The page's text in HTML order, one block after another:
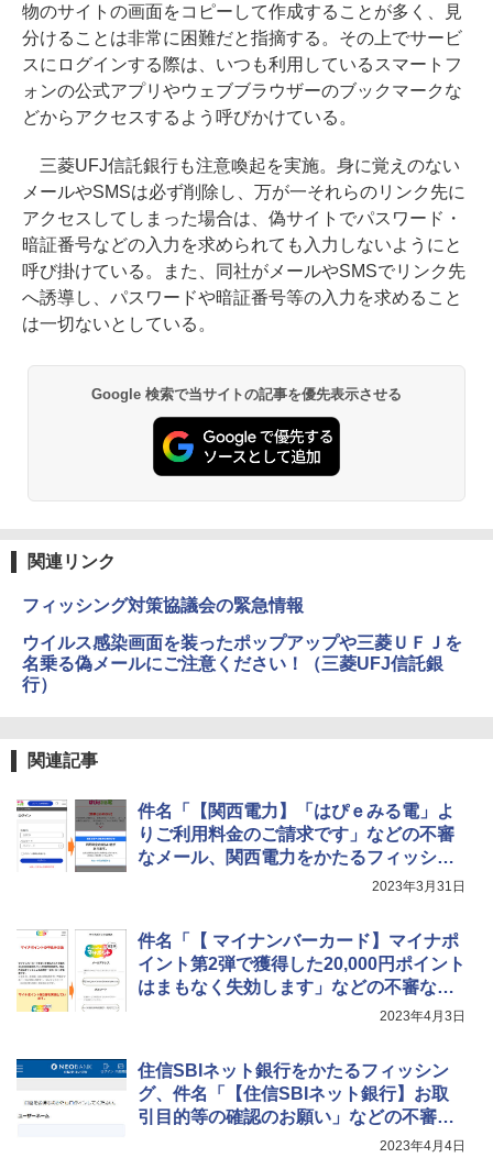
物のサイトの画面をコピーして作成することが多く、見
分けることは非常に困難だと指摘する。その上でサービ
スにログインする際は、いつも利用しているスマートフ
ォンの公式アプリやウェブブラウザーのブックマークな
どからアクセスするよう呼びかけている。
三菱UFJ信託銀行も注意喚起を実施。身に覚えのない
メールやSMSは必ず削除し、万が一それらのリンク先に
アクセスしてしまった場合は、偽サイトでパスワード・
暗証番号などの入力を求められても入力しないようにと
呼び掛けている。また、同社がメールやSMSでリンク先
へ誘導し、パスワードや暗証番号等の入力を求めること
は一切ないとしている。
Google 検索で当サイトの記事を優先表示させる
関連リンク
フィッシング対策協議会の緊急情報
ウイルス感染画面を装ったポップアップや三菱ＵＦＪを
名乗る偽メールにご注意ください！（三菱UFJ信託銀
行）
関連記事
件名「【関西電力】「はぴｅみる電」よ
りご利用料金のご請求です」などの不審
なメール、関西電力をかたるフィッシン
2023年3月31日
件名「【 マイナンバーカード】マイナポ
イント第2弾で獲得した20,000円ポイント
はまもなく失効します」などの不審なメ
ール、マイナポイント事務局をかたるフ
2023年4月3日
住信SBIネット銀行をかたるフィッシン
グ、件名「【住信SBIネット銀行】お取
引目的等の確認のお願い」などの不審な
2023年4月4日